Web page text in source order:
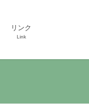
リンク
Link